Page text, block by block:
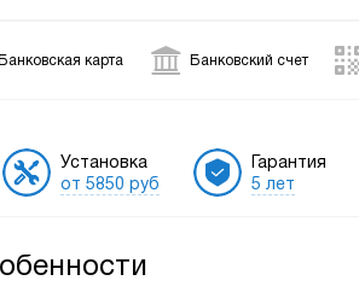
Банковская карта Банковский счет
Установка
от 5850 руб
Гарантия
5 лет